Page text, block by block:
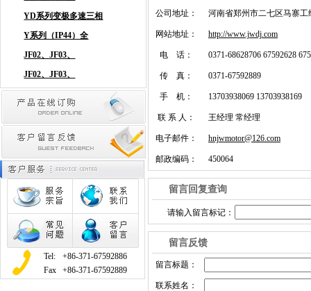
Tel:
+86-371-67592886
Fax
+86-371-67592889
公司地址： 河南省郑州市二七区马寨工
网站地址： http://www.jwdj.com
电 话： 0371-68628706 67592628
传 真： 0371-67592889
手 机： 13703938069 13703938169
联 系 人： 王经理 常经理
电子邮件： hnjwmotor@126.com
邮政编码： 450064
留言回复查询
请输入留言标记：
留言反馈
留言标题：
联系姓名：